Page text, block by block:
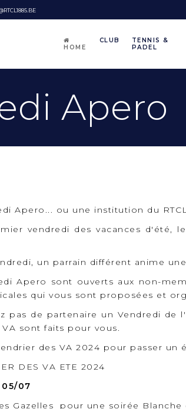
HOME
CLUB
TENNIS &
PADEL
Apero
Apero... ou une institution du
vendredi des vacances d'été,
un parrain différent anime
Apero sont ouverts aux non-
qui vous sont proposées et
pas de partenaire un Vendredi
VA sont faits pour vous.
des VA 2024 pour passer un
DES VA ETE 2024
05/07
Gazelles pour une soirée Blanche